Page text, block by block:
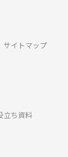
サイトマップ
立ち資料